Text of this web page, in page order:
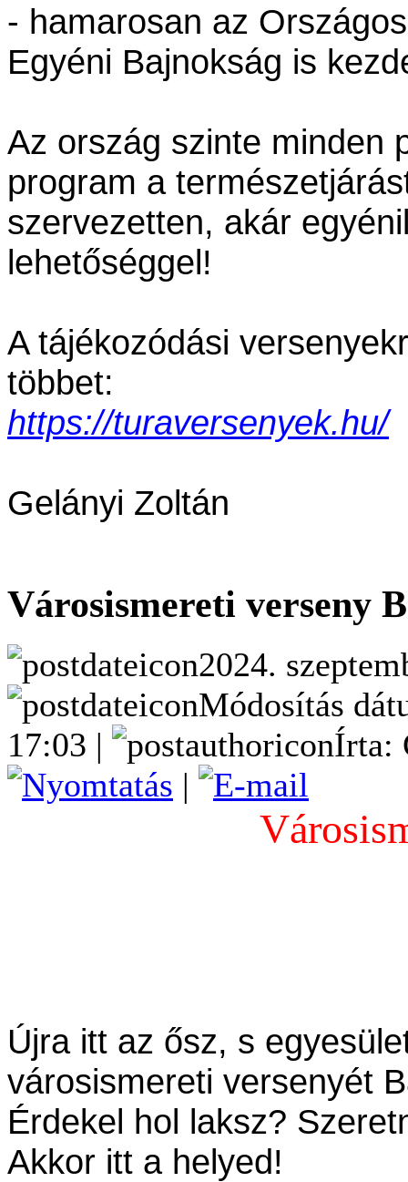
- hamarosan az
Egyéni Bajnokság is
Az ország szinte minden
program a
szervezetten, akár
lehetőséggel!
A tájékozódási
többet:
https://turaversenyek.hu/
Gelányi Zoltán
Városismereti verseny
2024.
Módosítás
17:03 |
Írta:
|
Újra itt az ősz, s
városismereti versenyét
Érdekel hol laksz?
Akkor itt a helyed!